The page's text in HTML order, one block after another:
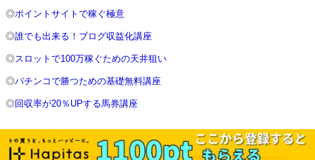
◎ポイントサイトで稼ぐ極意
◎誰でも出来る！ブログ収益化講座
◎スロットで100万稼ぐための天井狙い
◎パチンコで勝つための基礎無料講座
◎回収率が20％UPする馬券講座